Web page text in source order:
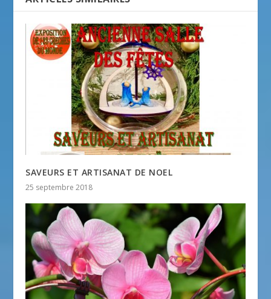
SAVEURS ET ARTISANAT DE NOEL
25 septembre 2018